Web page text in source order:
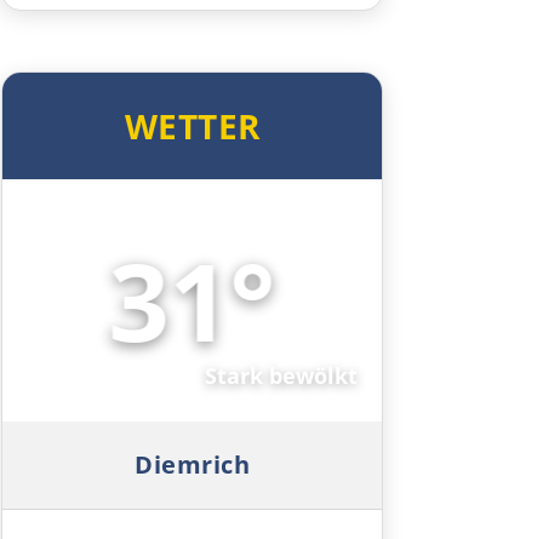
Padua
Bologna
Pesaro
WETTER
31°
Stark bewölkt
Diemrich